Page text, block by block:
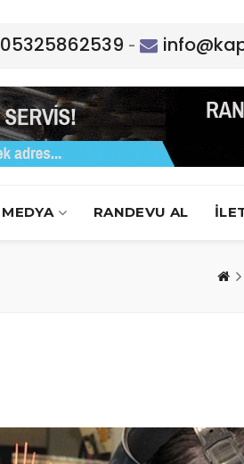
05325862539 -
MEDYA RANDEVU AL